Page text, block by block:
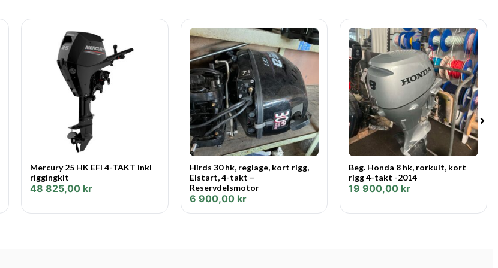
bredare, tyngre båtar kräver.
20 % större propeller ger bättre drivkraft, särskilt vid låga hastigheter. Större växelhus
placerar propellern djupare, under turbulent vatten, för bättre prestanda. En låg 2.42:1-
utväxling ger dragkraft och manöverförmåga som stora laster kräver. Oversized
Antiventilation Plate. Överdimensionerad design förhindrar att luft dras in i propellern
vilket ökar effektiviteten.
Makten i dina egna Händer.
Rorkultsmodellerna har den exklusiva Mercury multifunktionsrorkulten som lägger
gasregleringen (med förbättrad gasökning vid låg hastighet för optimalt trollingfiske)
lutningen
Mercury 25 HK EFI 4-TAKT inkl
riggingkit
48 825,00 kr
Hirds 30 hk, reglage, kort rigg,
Elstart, 4-takt –
Reservdelsmotor
6 900,00 kr
Beg. Honda 8 hk, rorkult, kort
rigg 4-takt -2014
19 900,00 kr